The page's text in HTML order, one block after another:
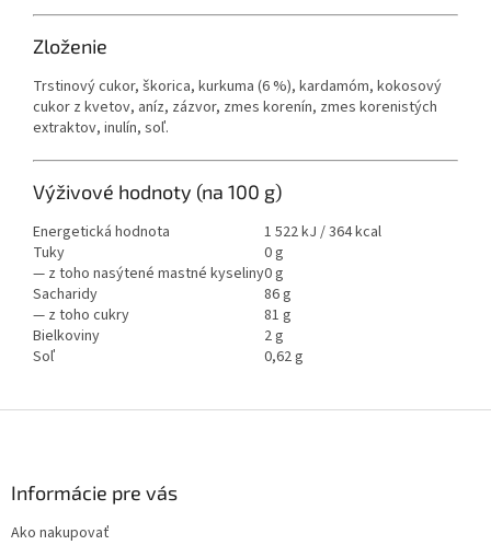
Zloženie
Trstinový cukor, škorica, kurkuma (6 %), kardamóm, kokosový
cukor z kvetov, aníz, zázvor, zmes korenín, zmes korenistých
extraktov, inulín, soľ.
Výživové hodnoty (na 100 g)
Energetická hodnota
1 522 kJ / 364 kcal
Tuky
0 g
— z toho nasýtené mastné kyseliny0 g
Sacharidy
86 g
— z toho cukry
81 g
Bielkoviny
2 g
Soľ
0,62 g
Informácie pre vás
Ako nakupovať